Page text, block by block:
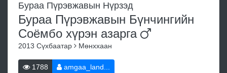
Бураа Пүрэвжавын Нүрзэд
Бураа Пүрэвжавын Бүнчингийн
Соёмбо хүрэн азарга
2013 Сүхбаатар Мөнххаан
1788 amgaa_land...